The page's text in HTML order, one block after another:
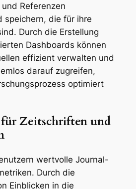
Referenzen
speichern, die für ihre
Durch die Erstellung
Dashboards können
effizient verwalten und
darauf zugreifen,
optimiert
Zeitschriften und
wertvolle Journal-
Durch die
Einblicken in die